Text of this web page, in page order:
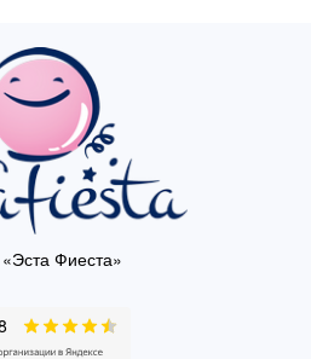
Фиеста»